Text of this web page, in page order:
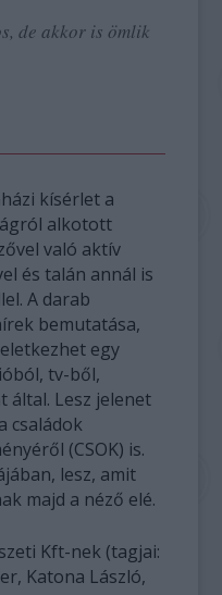
de akkor is ömlik
kísérlet a
alkotott
való aktív
és talán annál is
A darab
bemutatása,
egy
tv-ből,
által. Lesz jelenet
családok
(CSOK) is.
lesz, amit
majd a néző elé.
Kft-nek (tagjai:
Katona László,